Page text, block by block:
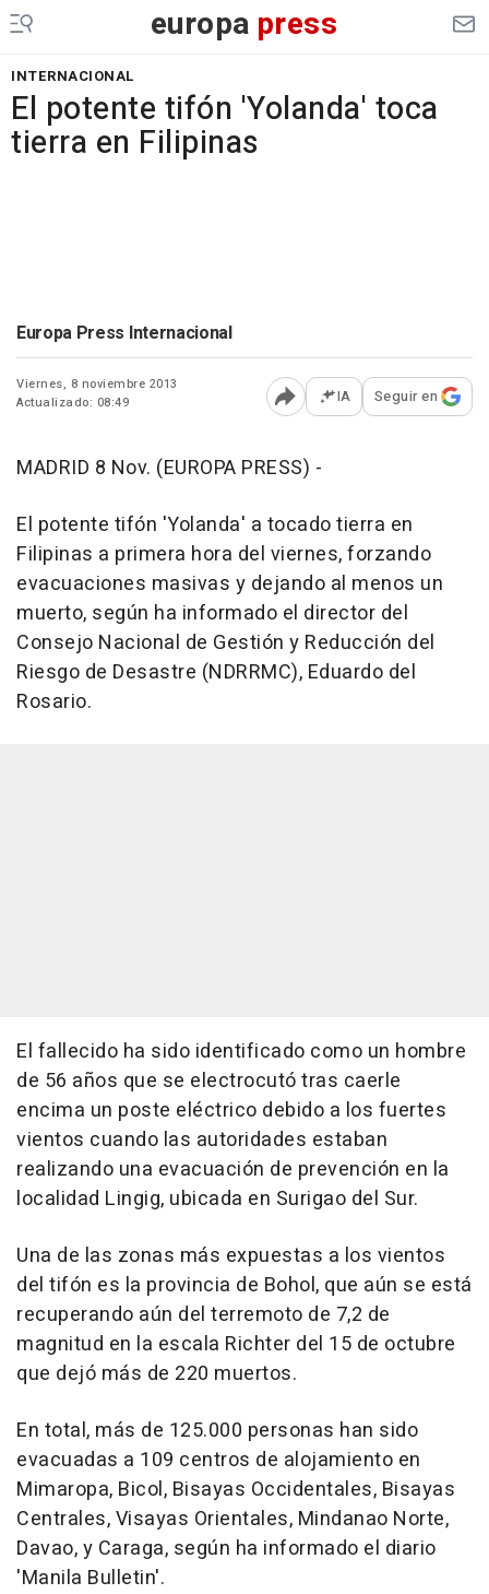
europa press
INTERNACIONAL
El potente tifón 'Yolanda' toca
tierra en Filipinas
Europa Press Internacional
Viernes, 8 noviembre 2013
Actualizado: 08:49
Abrir opciones para
IA Seguir en
MADRID 8 Nov. (EUROPA PRESS) -
El potente tifón 'Yolanda' a tocado tierra en
Filipinas a primera hora del viernes, forzando
evacuaciones masivas y dejando al menos un
muerto, según ha informado el director del
Consejo Nacional de Gestión y Reducción del
Riesgo de Desastre (NDRRMC), Eduardo del
Rosario.
El fallecido ha sido identificado como un hombre
de 56 años que se electrocutó tras caerle
encima un poste eléctrico debido a los fuertes
vientos cuando las autoridades estaban
realizando una evacuación de prevención en la
localidad Lingig, ubicada en Surigao del Sur.
Una de las zonas más expuestas a los vientos
del tifón es la provincia de Bohol, que aún se está
recuperando aún del terremoto de 7,2 de
magnitud en la escala Richter del 15 de octubre
que dejó más de 220 muertos.
En total, más de 125.000 personas han sido
evacuadas a 109 centros de alojamiento en
Mimaropa, Bicol, Bisayas Occidentales, Bisayas
Centrales, Visayas Orientales, Mindanao Norte,
Davao, y Caraga, según ha informado el diario
'Manila Bulletin'.